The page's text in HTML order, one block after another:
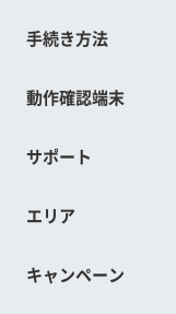
手続き方法
動作確認端末
サポート
エリア
キャンペーン